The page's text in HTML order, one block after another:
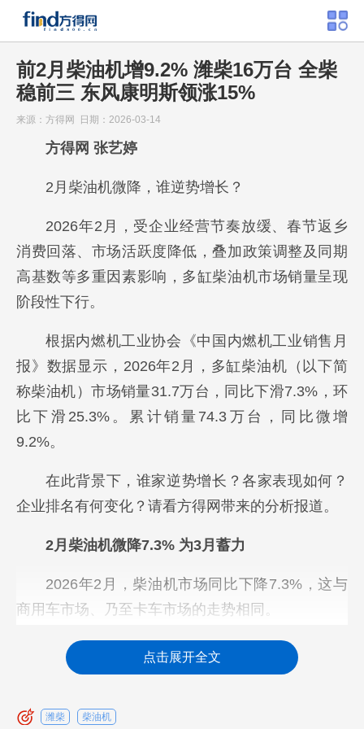
前2月柴油机增9.2% 潍柴16万台 全柴
稳前三 东风康明斯领涨15%
来源：方得网 日期：2026-03-14
方得网 张艺婷
2月柴油机微降，谁逆势增长？
2026年2月，受企业经营节奏放缓、春节返乡
消费回落、市场活跃度降低，叠加政策调整及同期
高基数等多重因素影响，多缸柴油机市场销量呈现
阶段性下行。
根据内燃机工业协会《中国内燃机工业销售月
报》数据显示，2026年2月，多缸柴油机（以下简
称柴油机）市场销量31.7万台，同比下滑7.3%，环
比下滑25.3%。累计销量74.3万台，同比微增
9.2%。
在此背景下，谁家逆势增长？各家表现如何？
企业排名有何变化？请看方得网带来的分析报道。
2月柴油机微降7.3% 为3月蓄力
2026年2月，柴油机市场同比下降7.3%，这与
商用车市场、乃至卡车市场的走势相同。
点击展开全文
潍柴 柴油机